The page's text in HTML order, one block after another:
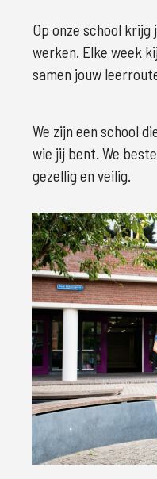
Op onze school
werken. Elke week
samen jouw
We zijn een school
wie jij bent. We
gezellig en veilig.